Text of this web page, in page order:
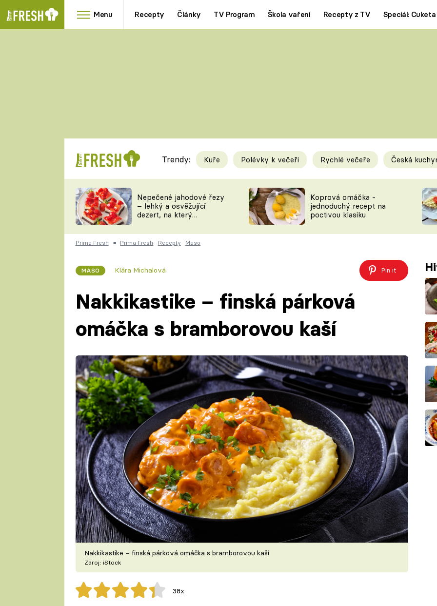
Menu Recepty Články TV Program Škola vaření Recepty z TV Speciál: Cuketa
RYCHLOVKY
Videorecepty
TEĎ VAŘÍ ŠÉF!
ČESKO NA TALÍŘI
KUCHAŘKA
Tipy a triky
KAM ZA JÍDLEM
VYCHYTÁVKY
ČASOPIS
Trendy: Kuře Polévky k večeři Rychlé večeře Česká
Nepečené jahodové řezy
– lehký a osvěžující
dezert, na který
Koprová omáčka -
jednoduchý recept na
poctivou klasiku
Prima Fresh ■ Prima Fresh Recepty Maso
MASO Klára Michalová Pin it
Nakkikastike – finská párková
omáčka s bramborovou kaší
Nakkikastike – finská párková omáčka s bramborovou kaší
Zdroj: iStock
38x